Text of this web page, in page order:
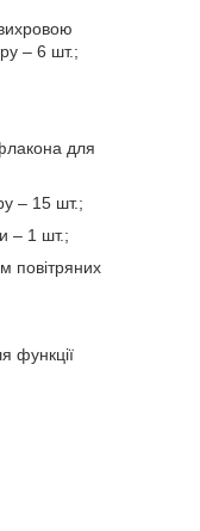
– 6 шт.;
для
– 15 шт.;
– 1 шт.;
повітряних
функції